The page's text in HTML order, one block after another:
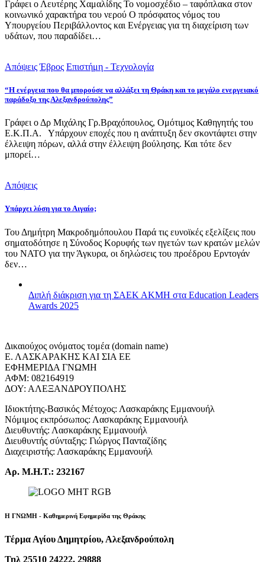
Γράφει ο Λευτέρης Χαμαλίδης Το νομοσχέδιο – ταφόπλακα στον
κοινωνικό χαρακτήρα του νερού Ο πρόσφατος νόμος του
Υπουργείου Περιβάλλοντος και Ενέργειας για τη διαχείριση των
υδάτων, που παραδίδει…
Απόψεις Έβρος Επιστήμη - Τεχνολογία
“Η ενέργεια που θα μπορούσε να αλλάξει τη Θράκη και το μεγάλο ενεργειακό
παράδοξο της Αλεξανδρούπολης”
Γράφει ο Δρ Μιχάλης Γρ.Βραχόπουλος, Ομότιμος Καθηγητής του
Ε.Κ.Π.Α. Υπάρχουν εποχές που η ανάπτυξη δεν σκοντάφτει στην
έλλειψη πόρων, αλλά στην έλλειψη βούλησης. Και τότε δεν
μπορεί…
Απόψεις
Υπάρχει λύση για το Αιγαίο;
Του Δημήτρη Μακροδημόπουλου Παρά τις ευνοϊκές εξελίξεις που
σηματοδότησε η Σύνοδος Κορυφής των ηγετών των κρατών μελών
του ΝΑΤΟ για την Άγκυρα, οι δηλώσεις του προέδρου Ερντογάν
δεν…
Διπλή διάκριση για τη ΣΑΕΚ ΑΚΜΗ στα Education Leaders
Awards 2025
Δικαιούχος ονόματος τομέα (domain name)
Ε. ΛΑΣΚΑΡΑΚΗΣ ΚΑΙ ΣΙΑ ΕΕ
ΕΦΗΜΕΡΙΔΑ ΓΝΩΜΗ
ΑΦΜ: 082164919
ΔΟΥ: ΑΛΕΞΑΝΔΡΟΥΠΟΛΗΣ
Ιδιοκτήτης-Βασικός Μέτοχος: Λασκαράκης Εμμανουήλ
Νόμιμος εκπρόσωπος: Λασκαράκης Εμμανουήλ
Διευθυντής: Λασκαράκης Εμμανουήλ
Διευθυντής σύνταξης: Γιώργος Πανταζίδης
Διαχειριστής: Λασκαράκης Εμμανουήλ
Αρ. Μ.Η.Τ.: 232167
Η ΓΝΩΜΗ - Καθημερινή Εφημερίδα της Θράκης
Τέρμα Αγίου Δημητρίου, Αλεξανδρούπολη
Τηλ 25510 24222, 29888